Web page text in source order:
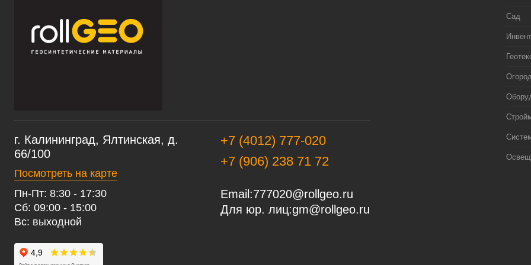
г. Калининград, Ялтинская, д.
66/100
Посмотреть на карте
+7 (4012) 777-020
+7 (906) 238 71 72
Email:777020@rollgeo.ru
Для юр. лиц:gm@rollgeo.ru
Пн-Пт: 8:30 - 17:30
Сб: 09:00 - 15:00
Вс: выходной
Сад